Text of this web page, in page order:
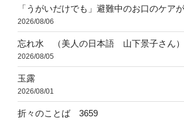
「うがいだけでも」避難中のお口のケア
2026/08/06
忘れ水 （美人の日本語 山下景子さん）
2026/08/05
玉露
2026/08/01
折々のことば 3659